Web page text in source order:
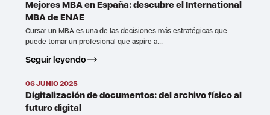
Mejores MBA en España: descubre el International
MBA de ENAE
Cursar un MBA es una de las decisiones más estratégicas que
puede tomar un profesional que aspire a...
Seguir leyendo
06 JUNIO 2025
Digitalización de documentos: del archivo físico al
futuro digital